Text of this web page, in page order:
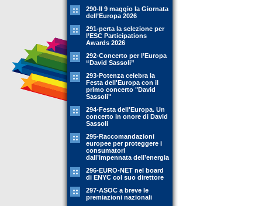
290-Il 9 maggio la Giornata
dell’Europa 2026
291-perta la selezione per
l’ESC Participations
Awards 2026
292-Concerto per l’Europa
“David Sassoli”
293-Potenza celebra la
Festa dell'Europa con il
primo concerto "David
Sassoli"
294-Festa dell'Europa. Un
concerto in onore di David
Sassoli
295-Raccomandazioni
europee per proteggere i
consumatori
dall’impennata dell’energia
296-EURO-NET nel board
di ENYC col suo direttore
297-ASOC a breve le
premiazioni nazionali